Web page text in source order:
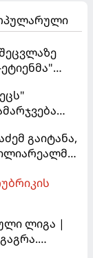
გაიტანა,
მოუგო
ლიგა |